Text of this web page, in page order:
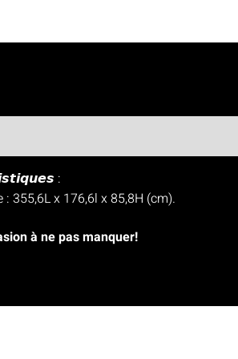
:
: 355,6L x 176,6l x 85,8H (cm).
à ne pas manquer!